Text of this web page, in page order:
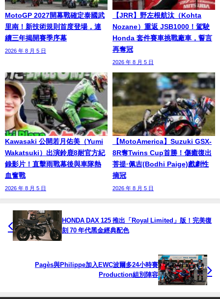
MotoGP 2027開幕戰確定泰國武
里南！新技術規則首度登場，連
續三年揭開賽季序幕
2026 年 8 月 5 日
【JRR】野左根航汰（Kohta
Nozane）重返 JSB1000！駕駛
Honda 套件賽車挑戰廠車，誓言
再奪冠
2026 年 8 月 5 日
Kawasaki 公開若月佑美（Yumi
Wakatsuki）出演鈴鹿8耐官方紀
錄影片！直擊雨戰幕後與車隊熱
血奮戰
2026 年 8 月 5 日
【MotoAmerica】Suzuki GSX-
8R奪Twins Cup首勝！傷癒復出
菩提·佩吉(Bodhi Paige)戲劇性
摘冠
2026 年 8 月 5 日
HONDA DAX 125 推出「Royal Limited」版！完美復
刻 70 年代黑金經典配色
Pagès與Philippe加入EWC波爾多24小時賽
Production組別陣容